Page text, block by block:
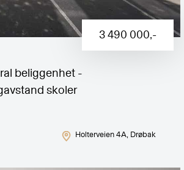
3 490 000,-
beliggenhet -
skoler
Holterveien 4A, Drøbak